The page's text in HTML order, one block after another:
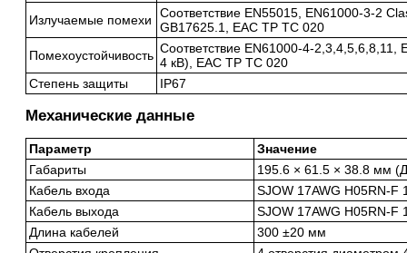
Излучаемые помехи
Соответствие EN55015, EN61000-3-2
GB17625.1, EAC TP TC 020
Помехоустойчивость Соответствие EN61000-4-2,3,4,5,6,8,11,
4 кВ), EAC TP TC 020
Степень защиты
IP67
Механические данные
Параметр
Значение
Габариты
195.6 × 61.5 × 38.8 мм
Кабель входа
SJOW 17AWG H05RN-F
Кабель выхода
SJOW 17AWG H05RN-F
Длина кабелей
300 ±20 мм